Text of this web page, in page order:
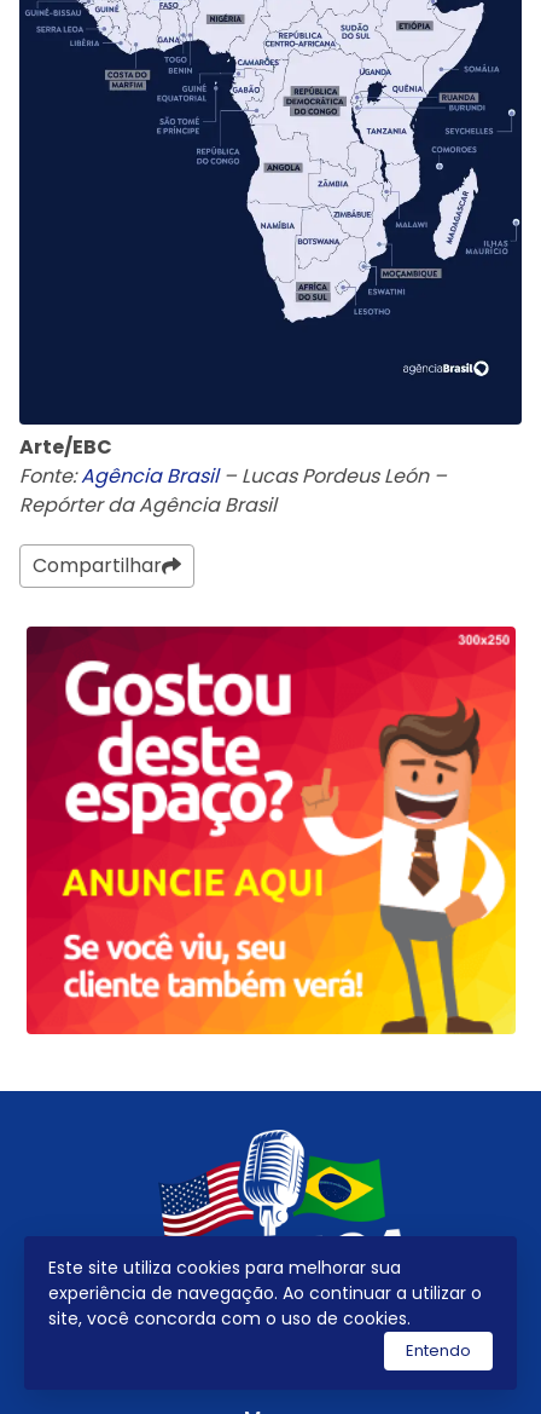
Arte/EBC
Fonte:Agência Brasil– Lucas Pordeus León –
Repórter da Agência Brasil
Compartilhar
Este site utiliza cookies para melhorar sua
experiência de navegação. Ao continuar a utilizar o
site, você concorda com o uso de cookies.
Entendo